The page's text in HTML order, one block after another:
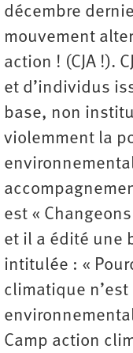
décembre
mouvement
action ! (CJA !).
et d’individus
base, non
violemment la
est «
et il a édité une
intitulée : «
climatique
Camp action